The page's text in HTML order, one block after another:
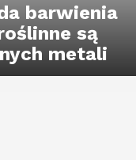
barwienia
są
metali